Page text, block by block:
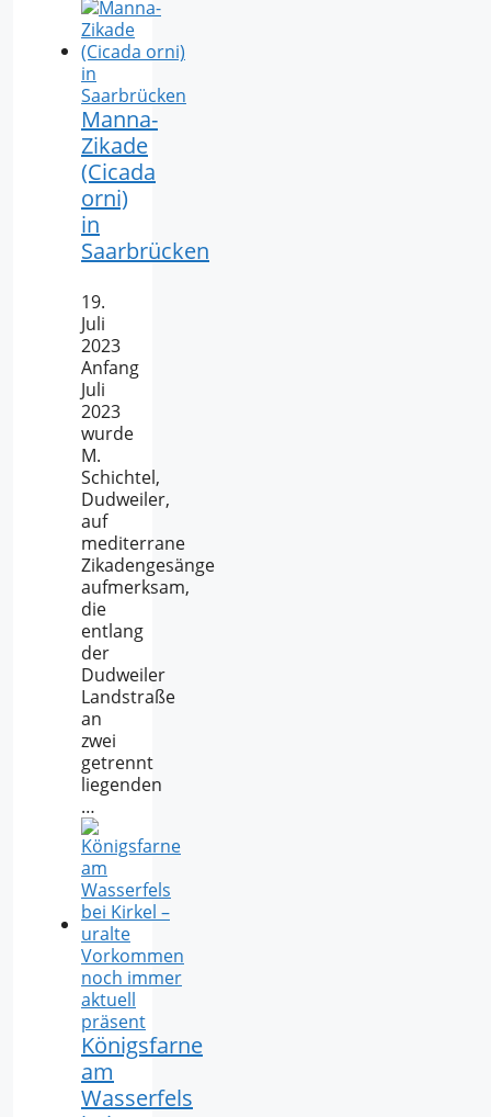
Manna-
Zikade
(Cicada
orni)
in
Saarbrücken
19.
Juli
2023
Anfang
Juli
2023
wurde
M.
Schichtel,
Dudweiler,
auf
mediterrane
Zikadengesänge
aufmerksam,
die
entlang
der
Dudweiler
Landstraße
an
zwei
getrennt
liegenden
…
Königsfarne
am
Wasserfels